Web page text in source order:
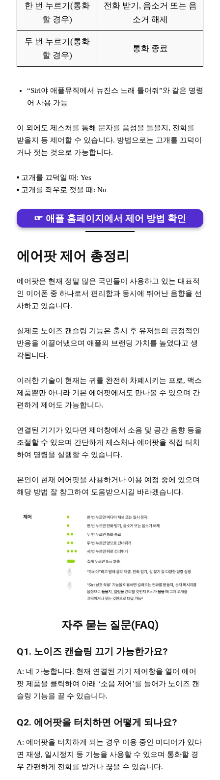
한 번 누르기(통화
할 경우)
전화 받기, 음소거 또는 음
소거 해제
두 번 누르기(통화
할 경우)
통화 종료
“Siri야 애플뮤직에서 뉴진스 노래 틀어줘”와 같은 명령
어 사용 가능
이 외에도 제스처를 통해 문자를 음성을 들을지, 전화를
받을지 등 제어할 수 있습니다. 방법으로는 고개를 끄덕이
거나 젓는 것으로 가능합니다.
▪︎ 고개를 끄덕일 때: Yes
▪︎ 고개를 좌우로 젓을 때: No
☞ 애플 홈페이지에서 제어 방법 확인
에어팟 제어 총정리
에어팟은 현재 정말 많은 국민들이 사용하고 있는 대표적
인 이어폰 중 하나로서 편리함과 동시에 뛰어난 음향을 선
사하고 있습니다.
실제로 노이즈 캔슬링 기능은 출시 후 유저들의 긍정적인
반응을 이끌어냈으며 애플의 브랜딩 가치를 높였다고 생
각됩니다.
이러한 기술이 현재는 귀를 완전히 차폐시키는 프로, 맥스
제품뿐만 아니라 기본 에어팟에서도 만나볼 수 있으며 간
편하게 제어도 가능합니다.
연결된 기기가 있다면 제어창에서 소음 및 공간 음향 등을
조절할 수 있으며 간단하게 제스처나 에어팟을 직접 터치
하여 명령을 실행할 수 있습니다.
본인이 현재 에어팟을 사용하거나 이용 예정 중에 있으며
해당 방법 잘 참고하여 도움받으시길 바라겠습니다.
자주 묻는 질문(FAQ)
Q1. 노이즈 캔슬링 끄기 가능한가요?
A: 네 가능합니다. 현재 연결된 기기 제어창을 열어 에어
팟 제품을 클릭하여 아래 ‘소음 제어’를 들어가 노이즈 캔
슬링 기능을 끌 수 있습니다.
Q2. 에어팟을 터치하면 어떻게 되나요?
A: 에어팟을 터치하게 되는 경우 이용 중인 미디어가 있다
면 재생, 일시정지 등 기능을 사용할 수 있으며 통화할 경
우 간편하게 전화를 받거나 끊을 수 있습니다.